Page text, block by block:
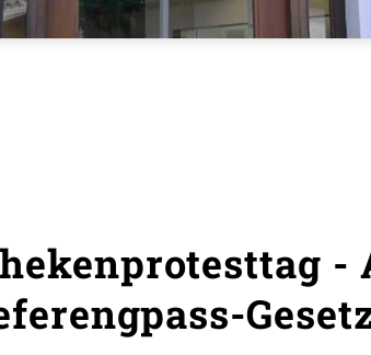
-